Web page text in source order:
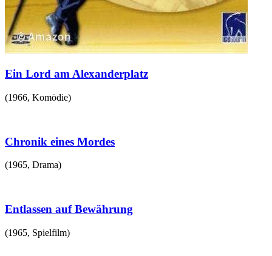
Ein Lord am Alexanderplatz
(1966, Komödie)
Chronik eines Mordes
(1965, Drama)
Entlassen auf Bewährung
(1965, Spielfilm)